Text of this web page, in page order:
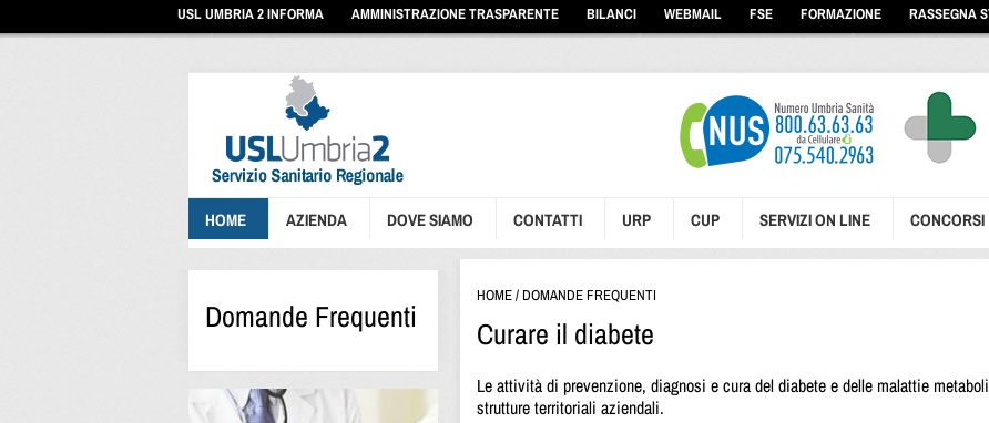
ai
USL UMBRIA 2 INFORMA AMMINISTRAZIONE TRASPARENTE BILANCI WEBMAIL FSE FORMAZIONE RASSEGNA
HOME AZIENDA DOVE SIAMO CONTATTI URP CUP SERVIZI ON LINE CONCORSI
Domande Frequenti
HOME/DOMANDE FREQUENTI
Curare il diabete
Le attività di prevenzione, diagnosi e cura del diabete e delle malattie
strutture territoriali aziendali.